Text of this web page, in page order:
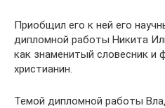
Приобщил его к ней его
дипломной работы Никита
как знаменитый словесник и
христианин.
Темой дипломной работы